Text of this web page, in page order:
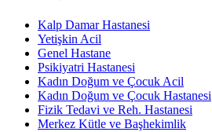
Kalp Damar Hastanesi
Yetişkin Acil
Genel Hastane
Psikiyatri Hastanesi
Kadın Doğum ve Çocuk Acil
Kadın Doğum ve Çocuk Hastanesi
Fizik Tedavi ve Reh. Hastanesi
Merkez Kütle ve Başhekimlik